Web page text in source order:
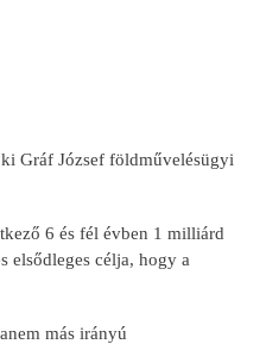
Gráf József földművelésügyi
6 és fél évben 1 milliárd
elsődleges célja, hogy a
más irányú